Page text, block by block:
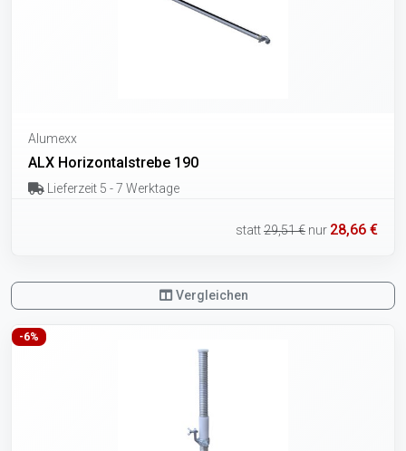
Alumexx
ALX Horizontalstrebe 190
Lieferzeit 5 - 7 Werktage
statt29,51 € nur 28,66 €
Vergleichen
-6%